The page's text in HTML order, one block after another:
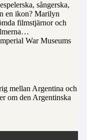
sångerska,
en ikon? Marilyn
filmstjärnor och
mellan Argentina och
om den Argentinska